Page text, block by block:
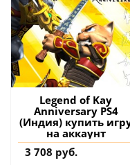
Legend of Kay
Anniversary PS4
(Индия) купить
на аккаунт
3 708 руб.